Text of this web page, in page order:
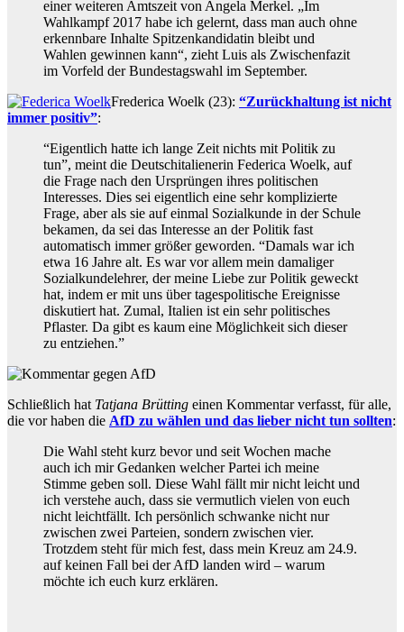
einer weiteren Amtszeit von Angela Merkel. „Im
Wahlkampf 2017 habe ich gelernt, dass man auch ohne
erkennbare Inhalte Spitzenkandidatin bleibt und
Wahlen gewinnen kann“, zieht Luis als Zwischenfazit
im Vorfeld der Bundestagswahl im September.
Frederica Woelk (23): “Zurückhaltung ist nicht
immer positiv”:
“Eigentlich hatte ich lange Zeit nichts mit Politik zu
tun”, meint die Deutschitalienerin Federica Woelk, auf
die Frage nach den Ursprüngen ihres politischen
Interesses. Dies sei eigentlich eine sehr komplizierte
Frage, aber als sie auf einmal Sozialkunde in der Schule
bekamen, da sei das Interesse an der Politik fast
automatisch immer größer geworden. “Damals war ich
etwa 16 Jahre alt. Es war vor allem mein damaliger
Sozialkundelehrer, der meine Liebe zur Politik geweckt
hat, indem er mit uns über tagespolitische Ereignisse
diskutiert hat. Zumal, Italien ist ein sehr politisches
Pflaster. Da gibt es kaum eine Möglichkeit sich dieser
zu entziehen.”
Schließlich hat Tatjana Brütting einen Kommentar verfasst, für alle,
die vor haben die AfD zu wählen und das lieber nicht tun sollten:
Die Wahl steht kurz bevor und seit Wochen mache
auch ich mir Gedanken welcher Partei ich meine
Stimme geben soll. Diese Wahl fällt mir nicht leicht und
ich verstehe auch, dass sie vermutlich vielen von euch
nicht leichtfällt. Ich persönlich schwanke nicht nur
zwischen zwei Parteien, sondern zwischen vier.
Trotzdem steht für mich fest, dass mein Kreuz am 24.9.
auf keinen Fall bei der AfD landen wird – warum
möchte ich euch kurz erklären.